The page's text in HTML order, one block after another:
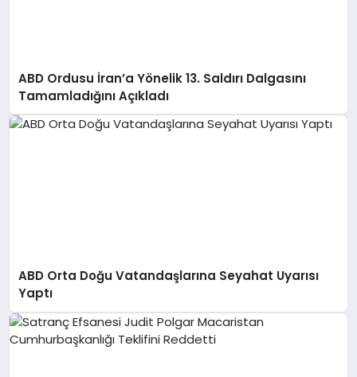
ABD Ordusu İran’a Yönelik 13. Saldırı Dalgasını
Tamamladığını Açıkladı
ABD Orta Doğu Vatandaşlarına Seyahat Uyarısı
Yaptı